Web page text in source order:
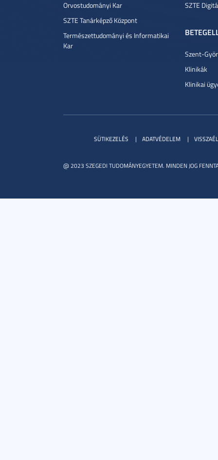
Orvostudományi Kar
SZTE Tanárképző Központ
Természettudományi és Informatikai
Kar
SZTE
Szent-
Klinikák
Klinikai
@ 2023 SZEGEDI TUDOMÁNYEGYETEM. MINDEN JOG
SÜTIKEZELÉS ADATVÉDELEM